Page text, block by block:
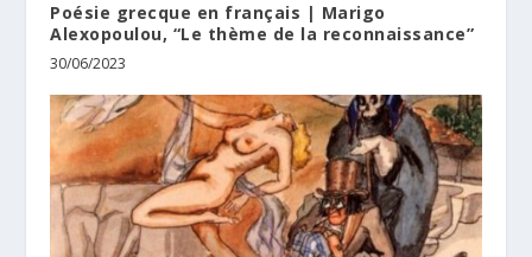
Poésie grecque en français | Marigo
Alexopoulou, “Le thème de la reconnaissance”
30/06/2023